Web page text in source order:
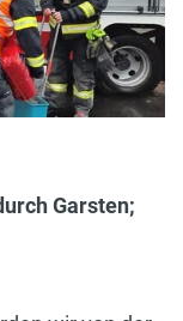
Garsten;